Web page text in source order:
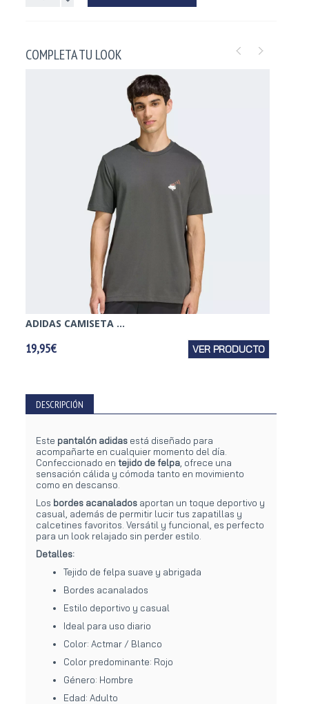
COMPLETA TU LOOK
ADIDAS CAMISETA ...
19,95€ VER PRODUCTO
DESCRIPCIÓN
Este pantalón adidas está diseñado para
acompañarte en cualquier momento del día.
Confeccionado en tejido de felpa , ofrece una
sensación cálida y cómoda tanto en movimiento
como en descanso.
Los bordes acanalados aportan un toque deportivo y
casual, además de permitir lucir tus zapatillas y
calcetines favoritos. Versátil y funcional, es perfecto
para un look relajado sin perder estilo.
Detalles:
Tejido de felpa suave y abrigada
Bordes acanalados
Estilo deportivo y casual
Ideal para uso diario
Color: Actmar / Blanco
Color predominante: Rojo
Género: Hombre
Edad: Adulto